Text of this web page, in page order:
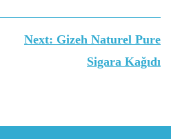
Next: Gizeh Naturel Pure
Sigara Kağıdı